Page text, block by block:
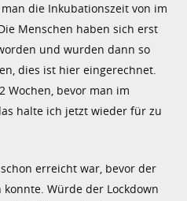
die Inkubationszeit von im
Menschen haben sich erst
und wurden dann so
dies ist hier eingerechnet.
Wochen, bevor man im
halte ich jetzt wieder für zu
erreicht war, bevor der
Würde der Lockdown